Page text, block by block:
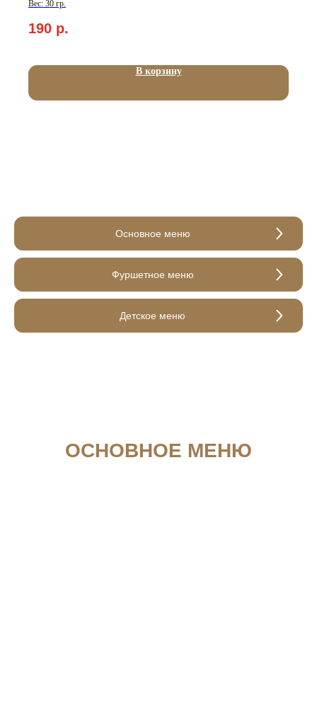
Вес: 30 гр.
190 р.
В корзину
Основное меню
Фуршетное меню
Детское меню
ОСНОВНОЕ МЕНЮ